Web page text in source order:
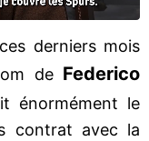
derniers mois
deFederico
énormément le
contrat avec la